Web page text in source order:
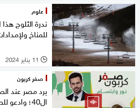
علوم
ندرة الثلوج
للمناخ
l 11 يناير 2024
صفر كربون
برد مصر عند
ال40؛ وادعو للصين!